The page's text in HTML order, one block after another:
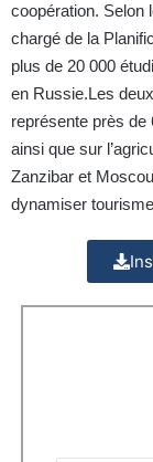
coopération. Selon
chargé de la
plus de 20 000
en Russie.Les
représente près de
ainsi que sur
Zanzibar et
dynamiser